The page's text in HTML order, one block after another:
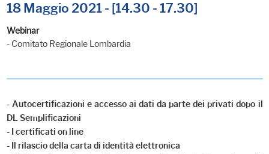
18 Maggio 2021 - [14.30 - 17.30]
Webinar
- Comitato Regionale Lombardia
- Autocertificazioni e accesso ai dati da parte dei privati dopo il
DL Semplificazioni
- I certificati on line
- Il rilascio della carta di identità elettronica